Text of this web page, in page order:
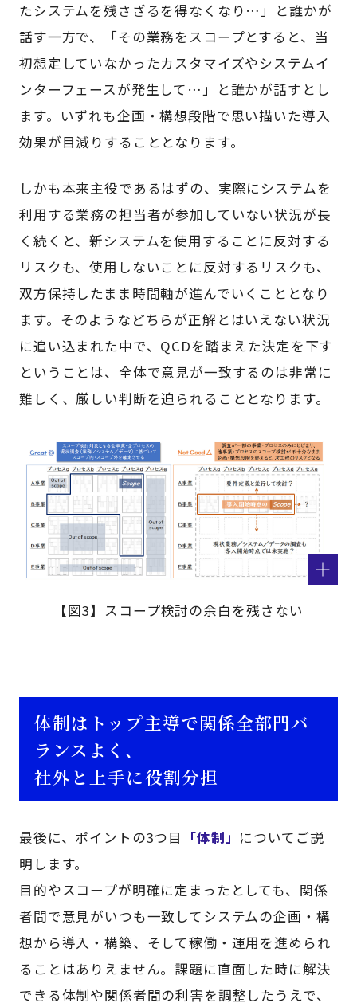
たシステムを残さざるを得なくなり…」と誰かが
話す一方で、「その業務をスコープとすると、当
初想定していなかったカスタマイズやシステムイ
ンターフェースが発生して…」と誰かが話すとし
ます。いずれも企画・構想段階で思い描いた導入
効果が目減りすることとなります。
しかも本来主役であるはずの、実際にシステムを
利用する業務の担当者が参加していない状況が長
く続くと、新システムを使用することに反対する
リスクも、使用しないことに反対するリスクも、
双方保持したまま時間軸が進んでいくこととなり
ます。そのようなどちらが正解とはいえない状況
に追い込まれた中で、QCDを踏まえた決定を下す
ということは、全体で意見が一致するのは非常に
難しく、厳しい判断を迫られることとなります。
【図3】スコープ検討の余白を残さない
体制はトップ主導で関係全部門バ
ランスよく、
社外と上手に役割分担
最後に、ポイントの3つ目 「体制」 についてご説
明します。
目的やスコープが明確に定まったとしても、関係
者間で意見がいつも一致してシステムの企画・構
想から導入・構築、そして稼働・運用を進められ
ることはありえません。課題に直面した時に解決
できる体制や関係者間の利害を調整したうえで、